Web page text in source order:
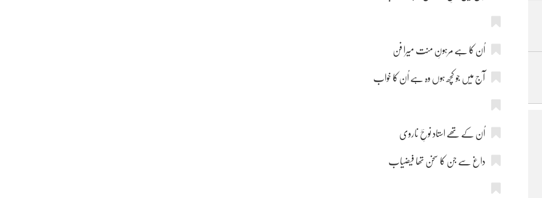
اُن کا ہے مرہونِ منت میرا فن
آج میں جو کچھ ہوں وہ ہے اُن کا خواب
اُن کے تھے استاد نوحِؔ ناروی
داغ سے جن کا سخن تھا فیضیاب